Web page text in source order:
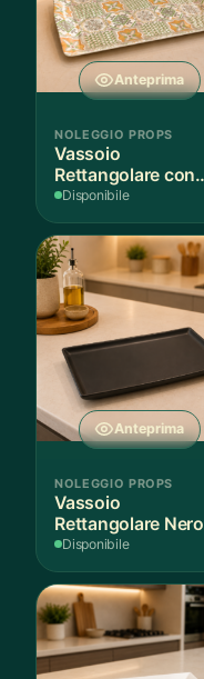
Anteprima
NOLEGGIO PROPS
Vassoio
Rettangolare con
Fantasia
Disponibile
Anteprima
NOLEGGIO PROPS
Vassoio
Rettangolare Nero
Opaco
Disponibile